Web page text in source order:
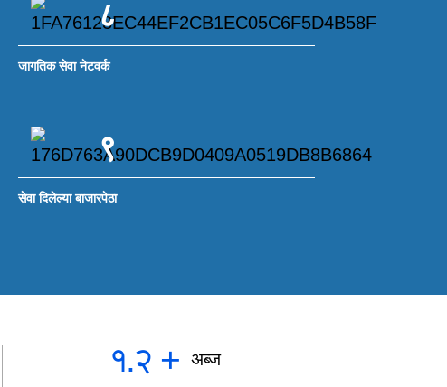
८
जागतिक सेवा नेटवर्क
९
सेवा दिलेल्या बाजारपेठा
१.२ + अब्ज